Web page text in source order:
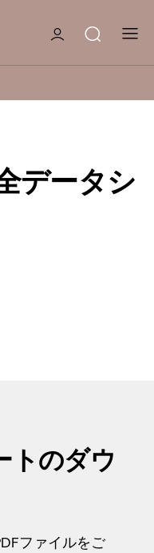
データシ
トのダウ
ファイルをご